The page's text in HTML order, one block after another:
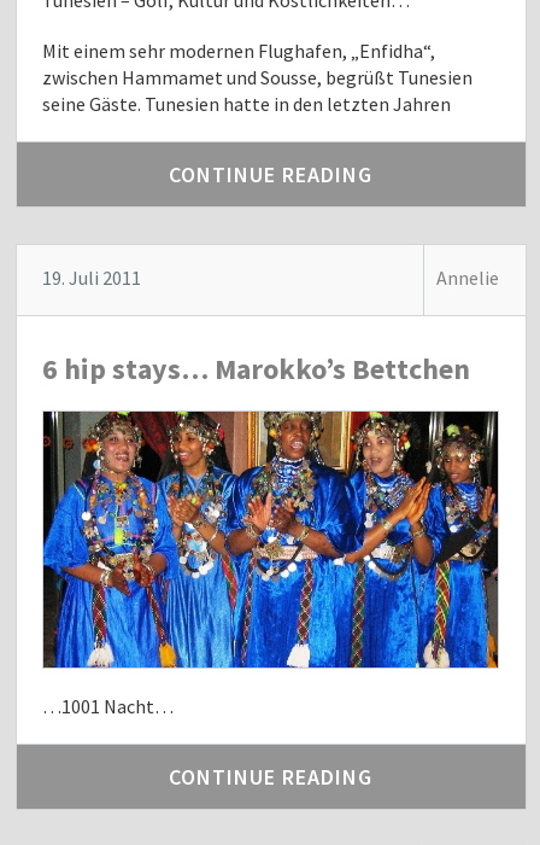
Mit einem sehr modernen Flughafen, „Enfidha“,
zwischen Hammamet und Sousse, begrüßt Tunesien
seine Gäste. Tunesien hatte in den letzten Jahren
CONTINUE READING
19. Juli 2011 Annelie
6 hip stays… Marokko’s Bettchen
…1001 Nacht…
CONTINUE READING